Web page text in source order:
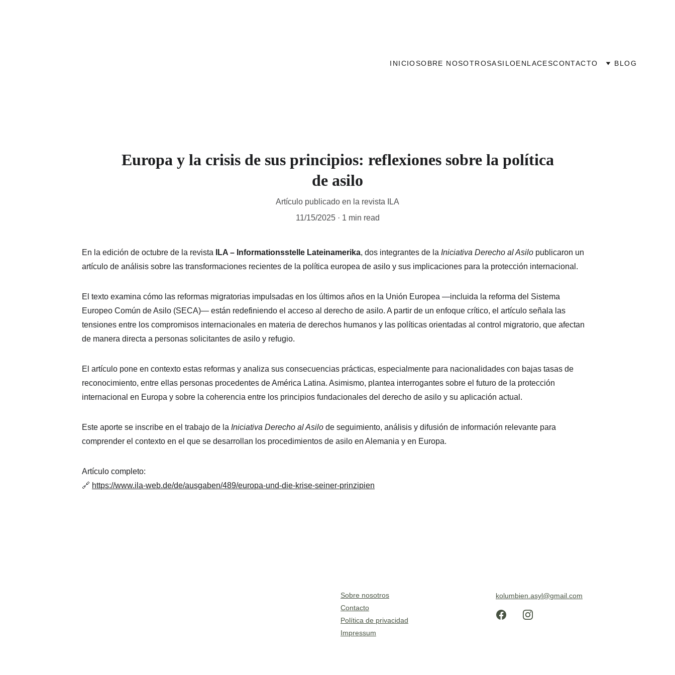
INICIOSOBRE NOSOTROSASILOENLACESCONTACTO BLOG
Europa y la crisis de sus principios: reflexiones sobre la política
de asilo
Artículo publicado en la revista ILA
11/15/2025
1 min read
En la edición de octubre de la revista ILA – Informationsstelle Lateinamerika, dos integrantes de la Iniciativa Derecho al Asilo publicaron un
artículo de análisis sobre las transformaciones recientes de la política europea de asilo y sus implicaciones para la protección internacional.
El texto examina cómo las reformas migratorias impulsadas en los últimos años en la Unión Europea —incluida la reforma del Sistema
Europeo Común de Asilo (SECA)— están redefiniendo el acceso al derecho de asilo. A partir de un enfoque crítico, el artículo señala las
tensiones entre los compromisos internacionales en materia de derechos humanos y las políticas orientadas al control migratorio, que afectan
de manera directa a personas solicitantes de asilo y refugio.
El artículo pone en contexto estas reformas y analiza sus consecuencias prácticas, especialmente para nacionalidades con bajas tasas de
reconocimiento, entre ellas personas procedentes de América Latina. Asimismo, plantea interrogantes sobre el futuro de la protección
internacional en Europa y sobre la coherencia entre los principios fundacionales del derecho de asilo y su aplicación actual.
Este aporte se inscribe en el trabajo de la Iniciativa Derecho al Asilo de seguimiento, análisis y difusión de información relevante para
comprender el contexto en el que se desarrollan los procedimientos de asilo en Alemania y en Europa.
Artículo completo:
🔗 https://www.ila-web.de/de/ausgaben/489/europa-und-die-krise-seiner-prinzipien
kolumbien.asyl@gmail.com
Sobre nosotros
Contacto
Política de privacidad
Impressum